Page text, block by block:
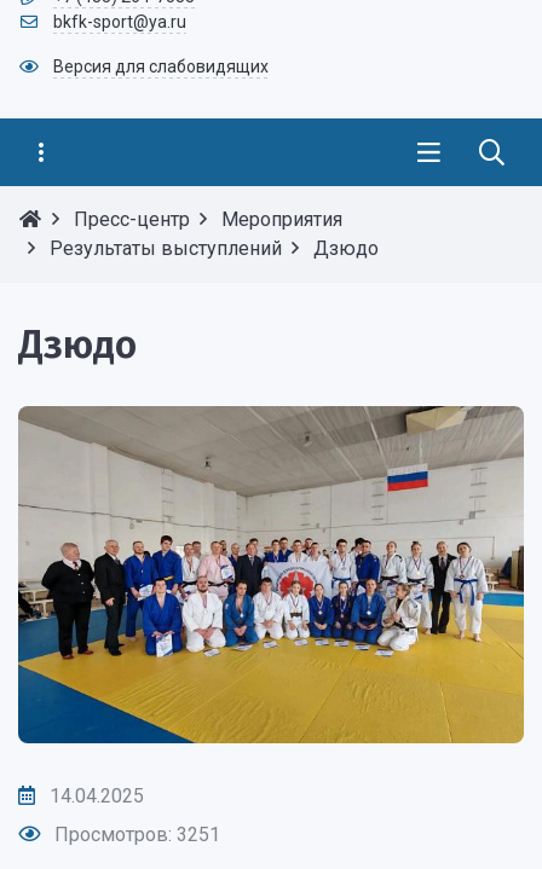
bkfk-sport@ya.ru
Версия для слабовидящих
Пресс-центр
Мероприятия
Результаты выступлений
Дзюдо
Дзюдо
14.04.2025
Просмотров: 3251